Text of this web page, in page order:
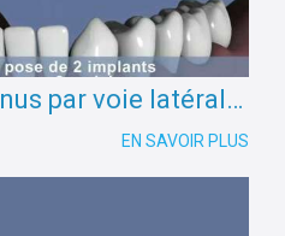
Comblement de sinus par voie latérale et implantation simultanée
EN SAVOIR PLUS